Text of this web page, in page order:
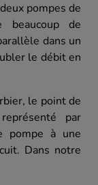
pompes de
beaucoup de
dans un
le débit en
le point de
par
pompe à une
Dans notre